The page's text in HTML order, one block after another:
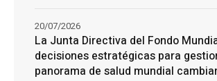
La Junta Directiva del Fondo
decisiones estratégicas para
panorama de salud mundial
20/07/2026